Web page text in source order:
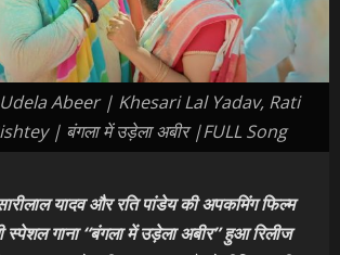
Abeer | Khesari Lal Yadav, Rati
| बंगला में उड़ेला अबीर |FULL Song
यादव और रति पांडेय की अपकमिंग फिल्म
स्पेशल गाना “बंगला में उड़ेला अबीर” हुआ रिलीज